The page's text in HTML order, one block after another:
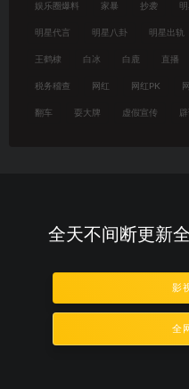
娱乐圈爆料 家暴 抄袭
明星代言 明星八卦 明星出轨
王鹤棣 白冰 白鹿 直播
税务稽查 网红 网红PK
翻车 耍大牌 虚假宣传
全天不间断更新
影
全